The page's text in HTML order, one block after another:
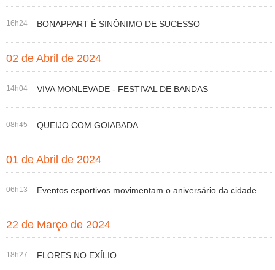
16h24 BONAPPART É SINÔNIMO DE SUCESSO
02 de Abril de 2024
14h04 VIVA MONLEVADE - FESTIVAL DE BANDAS
08h45 QUEIJO COM GOIABADA
01 de Abril de 2024
06h13 Eventos esportivos movimentam o aniversário da cidade
22 de Março de 2024
18h27 FLORES NO EXÍLIO